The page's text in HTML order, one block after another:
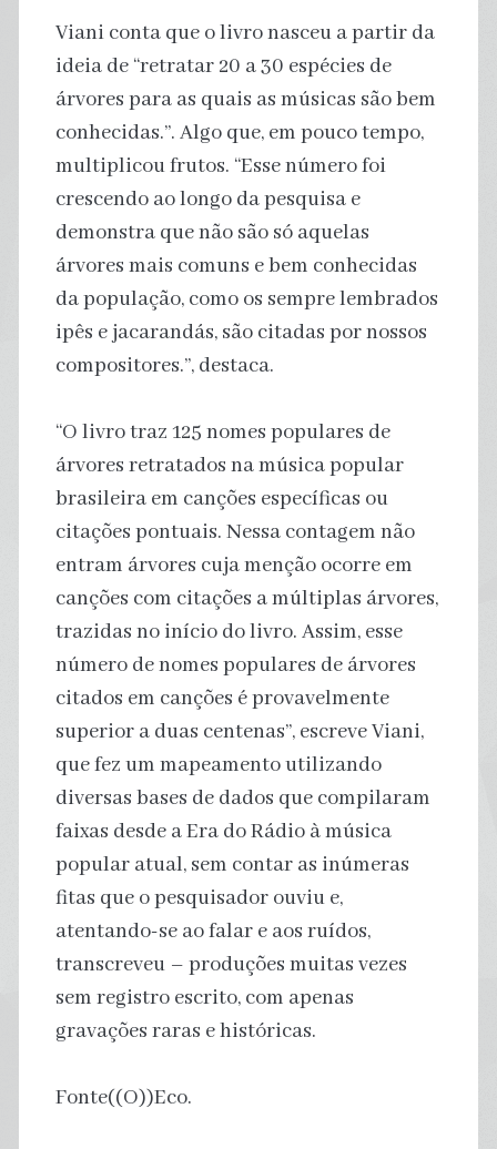
Viani conta que o livro nasceu a partir da
ideia de “retratar 20 a 30 espécies de
árvores para as quais as músicas são bem
conhecidas.”. Algo que, em pouco tempo,
multiplicou frutos. “Esse número foi
crescendo ao longo da pesquisa e
demonstra que não são só aquelas
árvores mais comuns e bem conhecidas
da população, como os sempre lembrados
ipês e jacarandás, são citadas por nossos
compositores.”, destaca.
“O livro traz 125 nomes populares de
árvores retratados na música popular
brasileira em canções específicas ou
citações pontuais. Nessa contagem não
entram árvores cuja menção ocorre em
canções com citações a múltiplas árvores,
trazidas no início do livro. Assim, esse
número de nomes populares de árvores
citados em canções é provavelmente
superior a duas centenas”, escreve Viani,
que fez um mapeamento utilizando
diversas bases de dados que compilaram
faixas desde a Era do Rádio à música
popular atual, sem contar as inúmeras
fitas que o pesquisador ouviu e,
atentando-se ao falar e aos ruídos,
transcreveu – produções muitas vezes
sem registro escrito, com apenas
gravações raras e históricas.
Fonte((O))Eco.